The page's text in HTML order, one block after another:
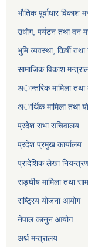
भाैतिक पूर्वाधार विकाश
उधाेग, पर्यटन तथा वन
भुमि व्यवस्था, किर्षी
सामाजिक विकाश
अान्तरिक मामिला तथा
अार्थिक मामिला तथा
प्रदेश सभा सचिवालय
प्रदेश प्रमुख कार्यालय
प्रादेशिक लेखा
सङ्‍घीय मामिला तथा
राष्ट्रिय योजना आयोग
नेपाल कानुन आयोग
अर्थ मन्त्रालय